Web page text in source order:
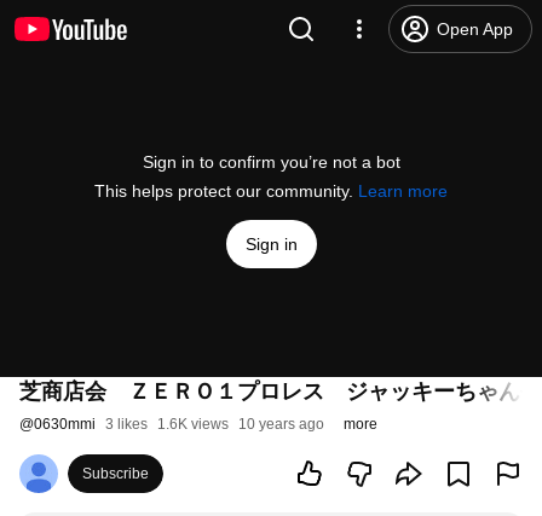
Open App
Sign in to confirm you’re not a bot
This helps protect our community. Learn more
Sign in
芝商店会 ＺＥＲＯ１プロレス ジャッキーちゃん
@0630mmi 3 likes 1.6K views 10 years ago more
Subscribe